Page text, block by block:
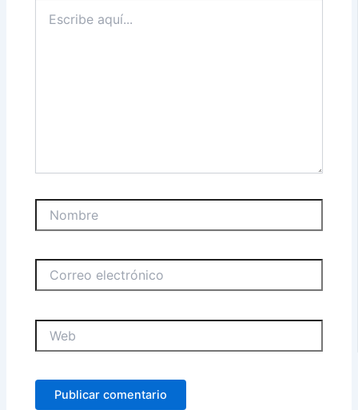
aquí...
electrónico